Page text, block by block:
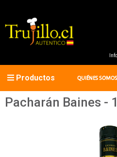
Productos QUIÉNES SOMOS
Pacharán Baines -